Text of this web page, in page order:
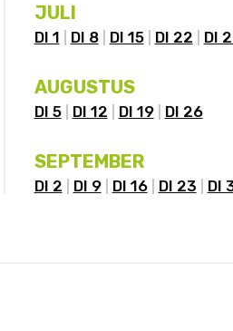
JULI
DI 1 DI 8 DI 15 DI 22 DI
AUGUSTUS
DI 5 DI 12 DI 19 DI 26
SEPTEMBER
DI 2 DI 9 DI 16 DI 23 DI